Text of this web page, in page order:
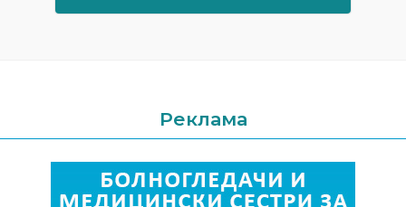
Реклама